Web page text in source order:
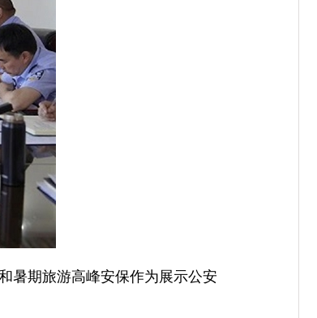
暑期旅游高峰安保作为展示公安